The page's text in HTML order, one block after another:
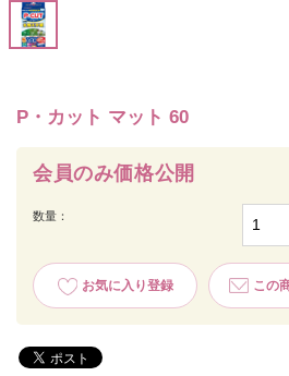
P・カット マット 60
会員のみ価格公開
数量：
お気に入り登録 この